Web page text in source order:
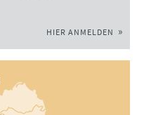
HIER ANMELDEN